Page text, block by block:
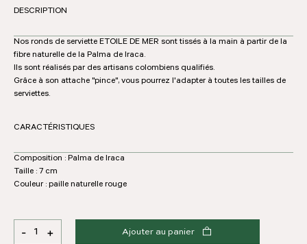
DESCRIPTION
Nos ronds de serviette ETOILE DE MER sont tissés à la main à partir de la
fibre naturelle de la Palma de Iraca.
Ils sont réalisés par des artisans colombiens qualifiés.
Grâce à son attache "pince", vous pourrez l'adapter à toutes les tailles de
serviettes.
CARACTÉRISTIQUES
Composition : Palma de Iraca
Taille : 7 cm
Couleur : paille naturelle rouge
-
quantité
+ Ajouter au panier